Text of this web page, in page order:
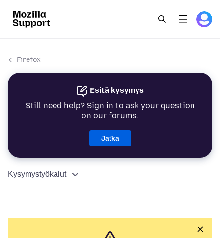
Firefox
Esitä kysymys
Still need help? Sign in to ask your question
on our forums.
Jatka
Kysymystyökalut